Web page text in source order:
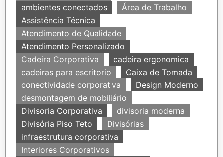
ambientes conectados
Área de Trabalho
Assistência Técnica
Atendimento de Qualidade
Atendimento Personalizado
Cadeira Corporativa
cadeira ergonomica
cadeiras para escritorio
Caixa de Tomada
conectividade corporativa
Design Moderno
desmontagem de mobiliário
Divisoria Corporativa
divisoria moderna
Divisória Piso Teto
Divisórias
infraestrutura corporativa
Interiores Corporativos